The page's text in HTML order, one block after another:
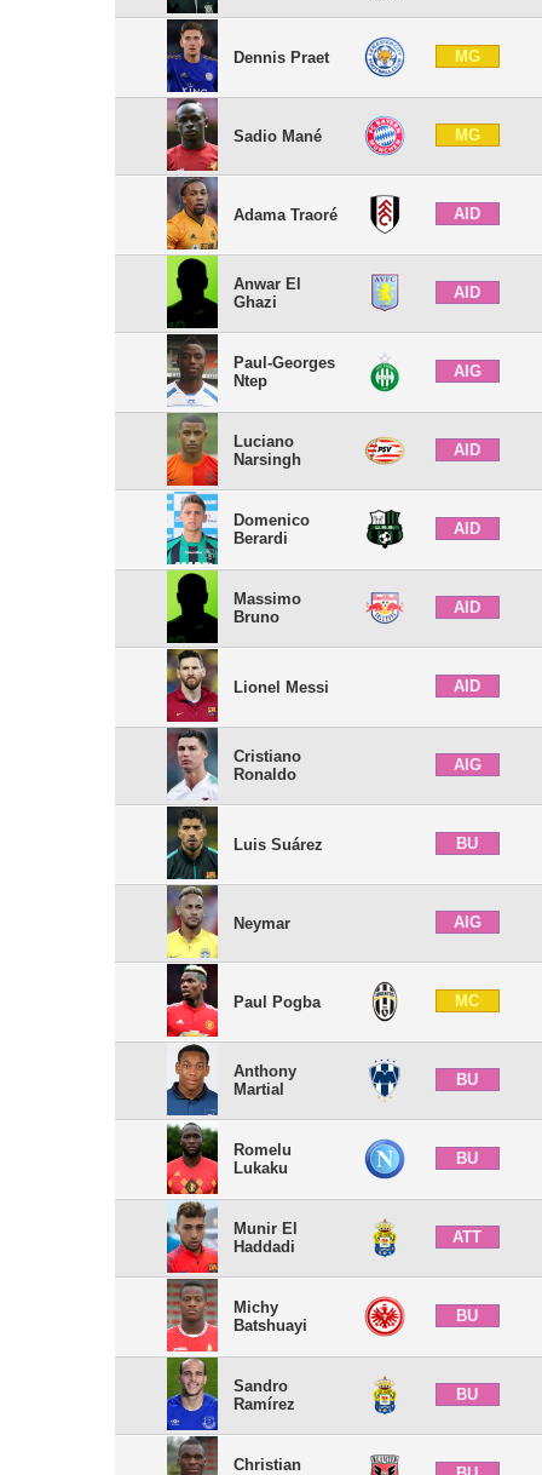
Dennis Praet MG
Sadio Mané MG
Adama Traoré AID
Anwar El
Ghazi
AID
Paul-Georges
Ntep
AIG
Luciano
Narsingh
AID
Domenico
Berardi
AID
Massimo
Bruno
AID
Lionel Messi AID
Cristiano
Ronaldo
AIG
Luis Suárez BU
Neymar AIG
Paul Pogba MC
Anthony
Martial
BU
Romelu
Lukaku
BU
Munir El
Haddadi
ATT
Michy
Batshuayi
BU
Sandro
Ramírez
BU
Christian